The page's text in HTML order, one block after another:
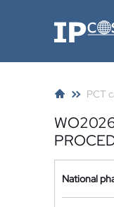
IP-Coster
PCT
National